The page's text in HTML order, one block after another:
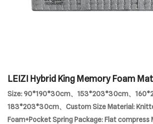
LEIZI Hybrid King Memory Foam
Size: 90*190*30cm、153*203*30cm、160*200*30cm、
183*203*30cm、Custom Size Material: Knitted Fabric+HD